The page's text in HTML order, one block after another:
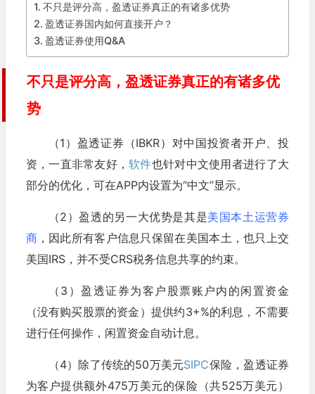
不只是评分高，盈透证券真正的有诸多优势
盈透证券国内如何直接开户？
盈透证券使用Q&A
不只是评分高，盈透证券真正的有诸多优
势
（1）盈透证券（IBKR）对中国投资者开户、投
资，一直非常友好，软件也针对中文使用者进行了大
部分的优化，可在APP内设置为“中文”显示。
（2）盈透的另一大优势是其是美国本土运营券
商，因此所有客户信息只保留在美国本土，也只上交
美国IRS，并不受CRS税务信息共享的约束。
（3）盈透证券为客户股票账户内的闲置资金
（没有购买股票的资金）提供约3+%的利息，不需要
进行任何操作，闲置资金自动计息。
（4）除了传统的50万美元SIPC保险，盈透证券
为客户提供额外475万美元的保险（共525万美元）